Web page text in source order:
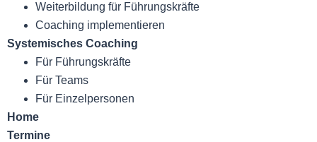
Weiterbildung für Führungskräfte
Coaching implementieren
Systemisches Coaching
Für Führungskräfte
Für Teams
Für Einzelpersonen
Home
Termine